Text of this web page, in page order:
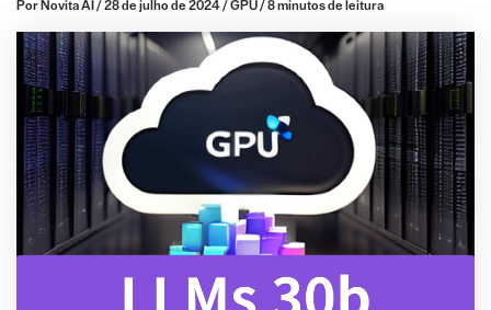
Por Novita AI / 28 de julho de 2024/ GPU/ 8 minutos de leitura